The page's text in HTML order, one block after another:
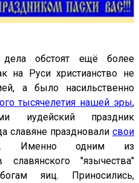
обстоят ещё более
на Руси христианство не
а было насильственно
тысячелетия нашей эры,
иудейский праздник
славяне праздновали свои
Именно одним из
славянского "язычества"
яиц. Приносились,